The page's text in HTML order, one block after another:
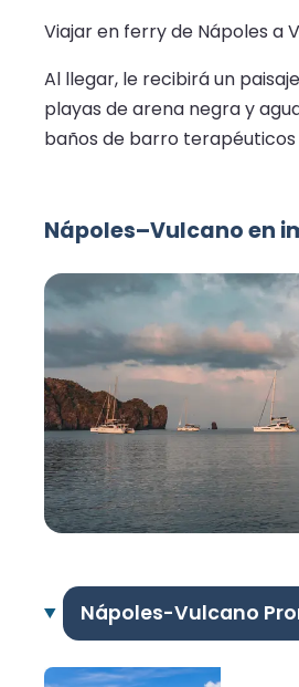
Viajar en ferry de Nápoles a
Al llegar, le recibirá un
playas de arena negra y
baños de barro
Nápoles–Vulcano en
Nápoles-Vulcano